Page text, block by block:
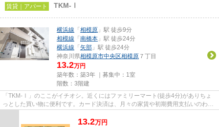
賃貸｜アパート TKM-Ⅰ
横浜線 「 相模原 」駅 徒歩9分
相模線 「 南橋本 」駅 徒歩24分
横浜線 「 矢部 」駅 徒歩24分
神奈川県相模原市中央区相模原 ７丁目
13.2万円
築年数：築3年 ｜募集中： 1室
階数：3階建
「TKM-Ⅰ」のここがイチオシ。近くにはファミリーマート(徒歩4分)がありちょ
っとした買い物に便利です。カード決済は、月々の家賃や初期費用支払いのわず
13.2万円